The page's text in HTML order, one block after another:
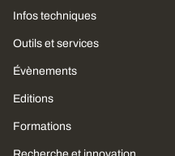
Infos techniques
Outils et services
Évènements
Editions
Formations